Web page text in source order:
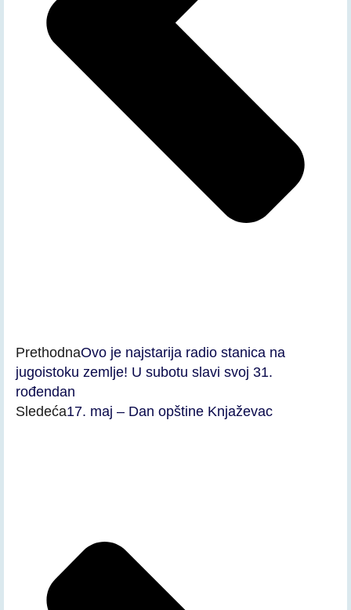
PrethodnaOvo je najstarija radio stanica na
jugoistoku zemlje! U subotu slavi svoj 31.
rođendan
Sledeća17. maj – Dan opštine Knjaževac